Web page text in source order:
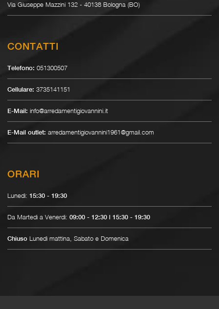
Via Giuseppe Mazzini 132 - 40138 Bologna (BO)
CONTATTI
Telefono: 051300507
Cellulare: 3735141151
E-Mail: info@arredamentigiovannini.it
E-Mail outlet: arredamentigiovannini1961@gmail.com
ORARI
Lunedì: 15:30 - 19:30
Da Martedì a Venerdì: 09:00 - 12:30 | 15:30 - 19:30
Chiuso Lunedì mattina, Sabato e Domenica